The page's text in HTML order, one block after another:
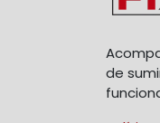
de